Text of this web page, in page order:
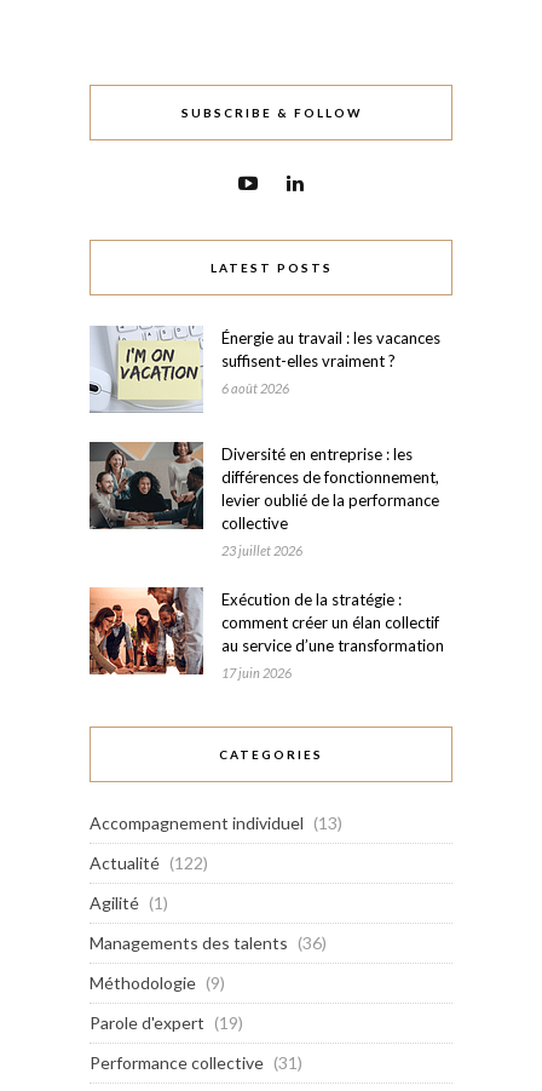
SUBSCRIBE & FOLLOW
LATEST POSTS
Énergie au travail : les vacances
suffisent-elles vraiment ?
6 août 2026
Diversité en entreprise : les
différences de fonctionnement,
levier oublié de la performance
collective
23 juillet 2026
Exécution de la stratégie :
comment créer un élan collectif
au service d’une transformation
17 juin 2026
CATEGORIES
Accompagnement individuel (13)
Actualité (122)
Agilité (1)
Managements des talents (36)
Méthodologie (9)
Parole d'expert (19)
Performance collective (31)